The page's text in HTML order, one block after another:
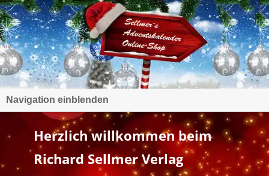
Navigation einblenden
Herzlich willkommen beim
Richard Sellmer Verlag